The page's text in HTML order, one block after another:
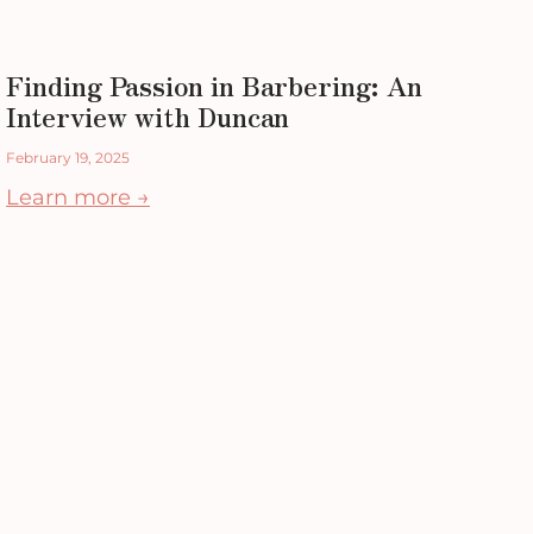
Finding Passion in Barbering: An
Interview with Duncan
February 19, 2025
Learn more →